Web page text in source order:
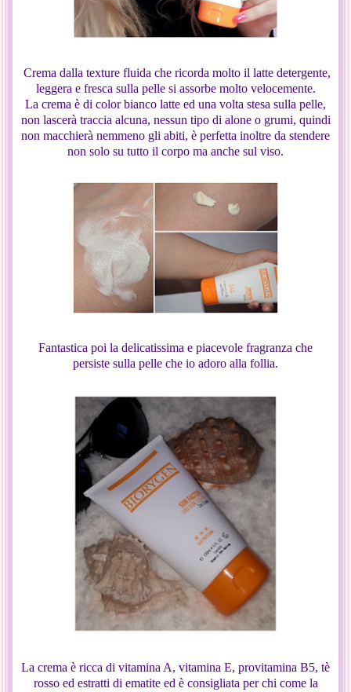
Crema dalla texture fluida che ricorda molto il latte detergente,
leggera e fresca sulla pelle si assorbe molto velocemente.
La crema è di color bianco latte ed una volta stesa sulla pelle,
non lascerà traccia alcuna, nessun tipo di alone o grumi, quindi
non macchierà nemmeno gli abiti, è perfetta inoltre da stendere
non solo su tutto il corpo ma anche sul viso.
Fantastica poi la delicatissima e piacevole fragranza che
persiste sulla pelle che io adoro alla follia.
La crema è ricca di vitamina A, vitamina E, provitamina B5, tè
rosso ed estratti di ematite ed è consigliata per chi come la